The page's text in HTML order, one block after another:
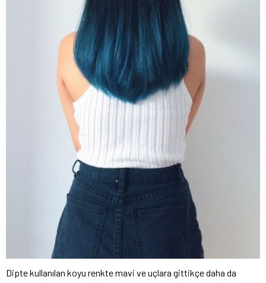
Dipte kullanılan koyu renkte mavi ve uçlara gittikçe daha da